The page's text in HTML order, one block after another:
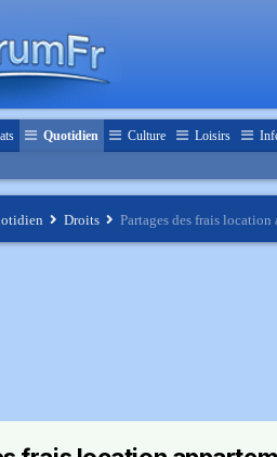
Quotidien Culture Loisirs
Droits Partages des frais location